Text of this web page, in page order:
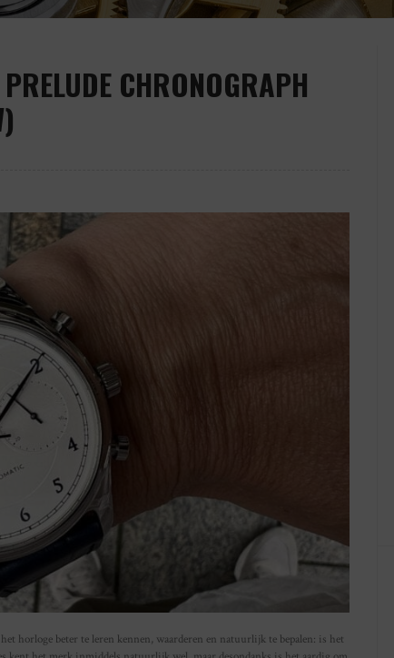
CHRONOGRAPH
horloge beter te leren kennen, waarderen en natuurlijk te bepalen: is het